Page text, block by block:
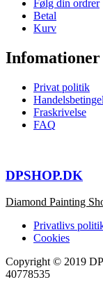
Følg din ordrer
Betal
Kurv
Infomationer
Privat politik
Fraskrivelse
FAQ
DPSHOP.DK
Diamond Painting
Privatlivs
Cookies
Copyright © 2019
40778535